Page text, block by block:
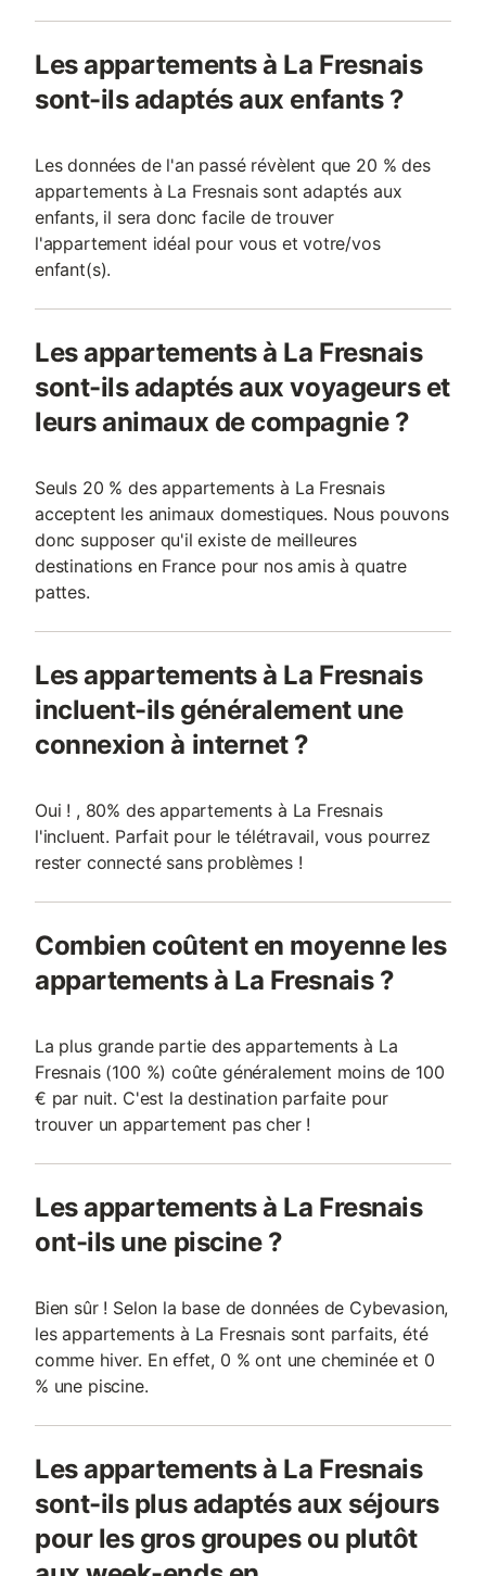
Les appartements à La Fresnais
sont-ils adaptés aux enfants ?
Les données de l'an passé révèlent que 20 % des
appartements à La Fresnais sont adaptés aux
enfants, il sera donc facile de trouver
l'appartement idéal pour vous et votre/vos
enfant(s).
Les appartements à La Fresnais
sont-ils adaptés aux voyageurs et
leurs animaux de compagnie ?
Seuls 20 % des appartements à La Fresnais
acceptent les animaux domestiques. Nous pouvons
donc supposer qu'il existe de meilleures
destinations en France pour nos amis à quatre
pattes.
Les appartements à La Fresnais
incluent-ils généralement une
connexion à internet ?
Oui ! , 80% des appartements à La Fresnais
l'incluent. Parfait pour le télétravail, vous pourrez
rester connecté sans problèmes !
Combien coûtent en moyenne les
appartements à La Fresnais ?
La plus grande partie des appartements à La
Fresnais (100 %) coûte généralement moins de 100
€ par nuit. C'est la destination parfaite pour
trouver un appartement pas cher !
Les appartements à La Fresnais
ont-ils une piscine ?
Bien sûr ! Selon la base de données de Cybevasion,
les appartements à La Fresnais sont parfaits, été
comme hiver. En effet, 0 % ont une cheminée et 0
% une piscine.
Les appartements à La Fresnais
sont-ils plus adaptés aux séjours
pour les gros groupes ou plutôt